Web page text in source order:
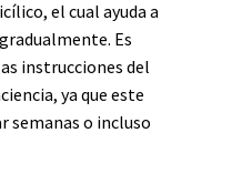
el cual ayuda a
Es
instrucciones del
ya que este
semanas o incluso